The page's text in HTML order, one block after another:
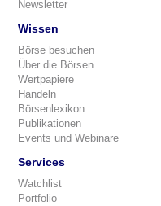
Newsletter
Wissen
Börse besuchen
Über die Börsen
Wertpapiere
Handeln
Börsenlexikon
Publikationen
Events und Webinare
Services
Watchlist
Portfolio